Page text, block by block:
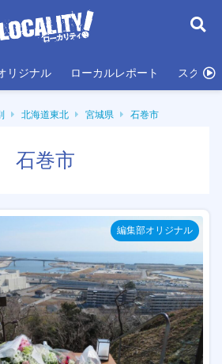
リジナル ローカルレポート スクール
北海道東北 宮城県 石巻市
石巻市
編集部オリジナル